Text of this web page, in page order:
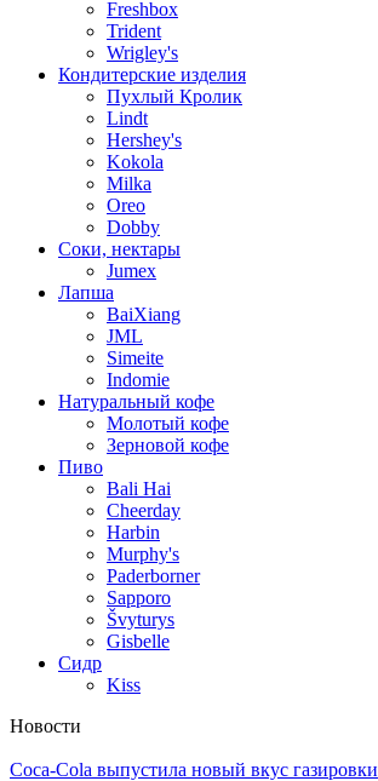
Freshbox
Trident
Wrigley's
Кондитерские изделия
Пухлый Кролик
Lindt
Hershey's
Kokola
Milka
Oreo
Dobby
Соки, нектары
Jumex
Лапша
BaiXiang
JML
Simeite
Indomie
Натуральный кофе
Молотый кофе
Зерновой кофе
Пиво
Bali Hai
Cheerday
Harbin
Murphy's
Paderborner
Sapporo
Švyturys
Gisbelle
Сидр
Kiss
Новости
Coca-Cola выпустила новый вкус газировки